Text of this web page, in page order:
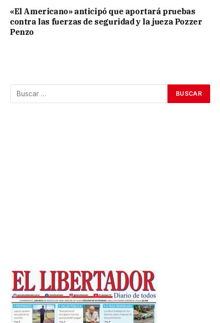
«El Americano» anticipó que aportará pruebas
contra las fuerzas de seguridad y la jueza Pozzer
Penzo